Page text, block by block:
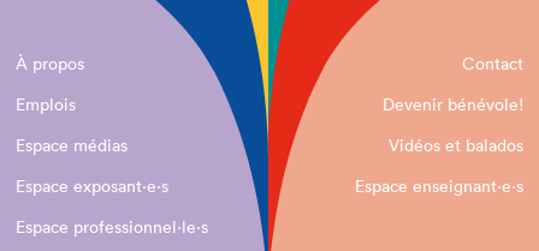
À propos
Contact
Emplois
Devenir bénévole!
Espace médias
Vidéos et balados
Espace exposant·e⋅s
Espace enseignant·e⋅s
Espace professionnel·le⋅s